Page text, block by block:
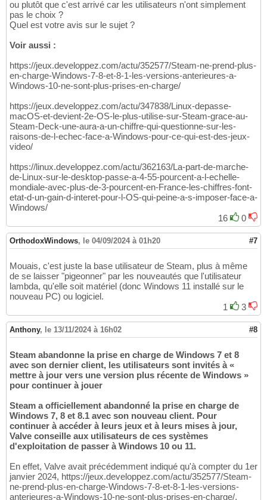
ou plutôt que c'est arrivé car les utilisateurs n'ont simplement
pas le choix ?
Quel est votre avis sur le sujet ?
Voir aussi :
https://jeux.developpez.com/actu/352577/Steam-ne-prend-plus-
en-charge-Windows-7-8-et-8-1-les-versions-anterieures-a-
Windows-10-ne-sont-plus-prises-en-charge/
https://jeux.developpez.com/actu/347838/Linux-depasse-
macOS-et-devient-2e-OS-le-plus-utilise-sur-Steam-grace-au-
Steam-Deck-une-aura-a-un-chiffre-qui-questionne-sur-les-
raisons-de-l-echec-face-a-Windows-pour-ce-qui-est-des-jeux-
video/
https://linux.developpez.com/actu/362163/La-part-de-marche-
de-Linux-sur-le-desktop-passe-a-4-55-pourcent-a-l-echelle-
mondiale-avec-plus-de-3-pourcent-en-France-les-chiffres-font-
etat-d-un-gain-d-interet-pour-l-OS-qui-peine-a-s-imposer-face-a-
Windows/
16
0
OrthodoxWindows, le 04/09/2024 à 01h20 #7
Mouais, c'est juste la base utilisateur de Steam, plus à même
de se laisser "pigeonner" par les nouveautés que l'utilisateur
lambda, qu'elle soit matériel (donc Windows 11 installé sur le
nouveau PC) ou logiciel.
1
3
Anthony, le 13/11/2024 à 16h02 #8
Steam abandonne la prise en charge de Windows 7 et 8
avec son dernier client, les utilisateurs sont invités à «
mettre à jour vers une version plus récente de Windows »
pour continuer à jouer
Steam a officiellement abandonné la prise en charge de
Windows 7, 8 et 8.1 avec son nouveau client. Pour
continuer à accéder à leurs jeux et à leurs mises à jour,
Valve conseille aux utilisateurs de ces systèmes
d'exploitation de passer à Windows 10 ou 11.
En effet, Valve avait précédemment indiqué qu'à compter du 1er
janvier 2024, https://jeux.developpez.com/actu/352577/Steam-
ne-prend-plus-en-charge-Windows-7-8-et-8-1-les-versions-
anterieures-a-Windows-10-ne-sont-plus-prises-en-charge/,